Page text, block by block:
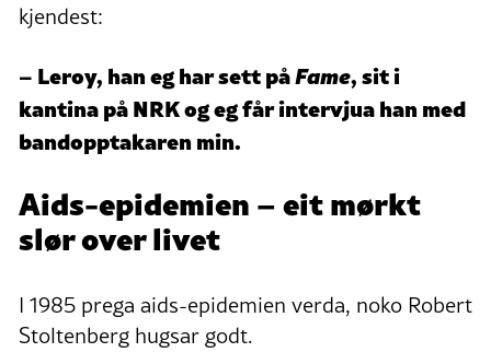
kjendest:
– Leroy, han eg har sett påFame, sit i
kantina på NRK og eg får intervjua han med
bandopptakaren min.
Aids-epidemien – eit mørkt
slør over livet
I 1985 prega aids-epidemien verda, noko Robert
Stoltenberg hugsar godt.